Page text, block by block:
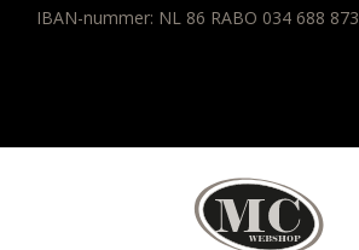
IBAN-nummer: NL 86 RABO 034 688 873